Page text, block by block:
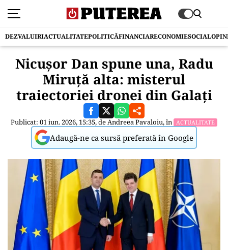
DEZVALUIRIACTUALITATEPOLITICĂFINANCIARECONOMIESOCIAL
Nicușor Dan spune una, Radu
Miruță alta: misterul
traiectoriei dronei din Galați
Publicat: 01 iun. 2026, 15:35, deAndreea Pavaloiu, în ACTUALITATE
Adaugă-ne ca sursă preferată în Google